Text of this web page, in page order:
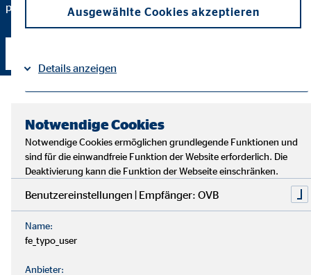
passt.
Ausgewählte Cookies akzeptieren
Details anzeigen
Notwendige Cookies
Notwendige Cookies ermöglichen grundlegende Funktionen und
sind für die einwandfreie Funktion der Website erforderlich. Die
Deaktivierung kann die Funktion der Webseite einschränken.
Benutzereinstellungen | Empfänger: OVB
Name:
fe_typo_user
Anbieter: